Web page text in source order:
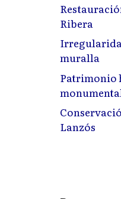
Ribera
muralla
Patrimonio
Lanzós